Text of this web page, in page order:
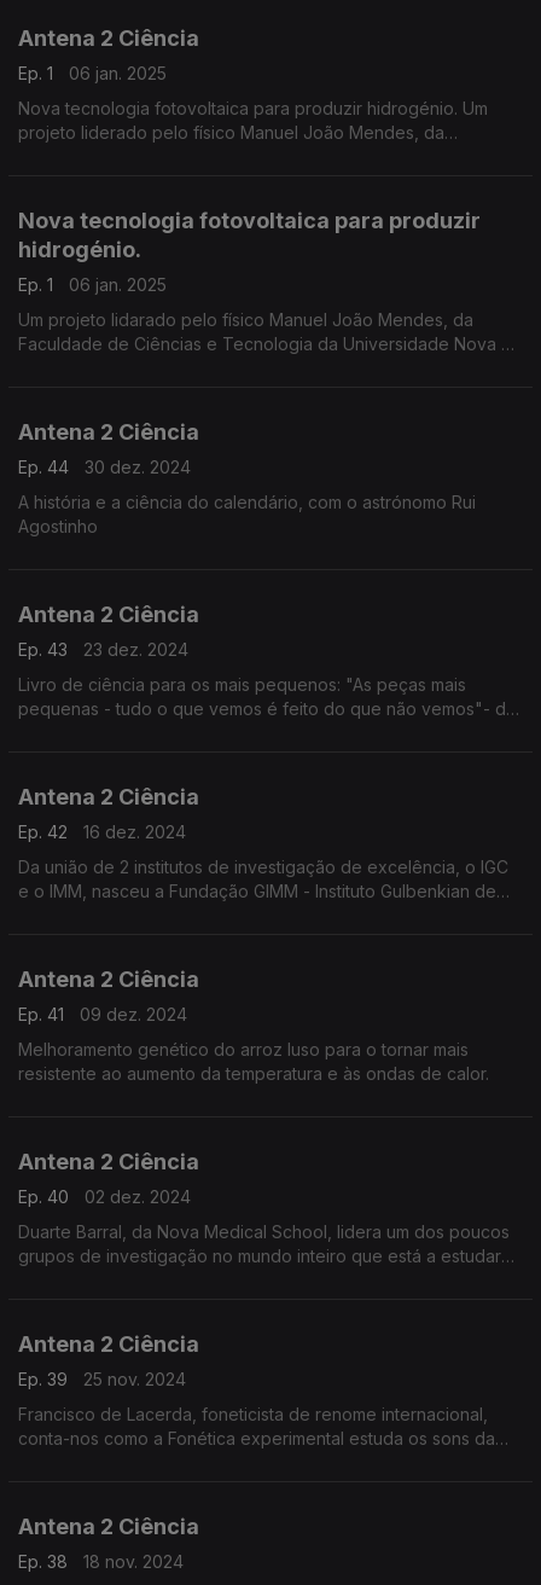
Antena 2 Ciência
Ep. 1
06 jan. 2025
Nova tecnologia fotovoltaica para produzir hidrogénio. Um
projeto liderado pelo físico Manuel João Mendes, da
Nova tecnologia fotovoltaica para produzir
hidrogénio.
Ep. 1
06 jan. 2025
Um projeto lidarado pelo físico Manuel João Mendes, da
Faculdade de Ciências e Tecnologia da Universidade Nova de
Antena 2 Ciência
Ep. 44
30 dez. 2024
A história e a ciência do calendário, com o astrónomo Rui
Agostinho
Antena 2 Ciência
Ep. 43
23 dez. 2024
Livro de ciência para os mais pequenos: "As peças mais
pequenas - tudo o que vemos é feito do que não vemos"- de
Antena 2 Ciência
Ep. 42
16 dez. 2024
Da união de 2 institutos de investigação de excelência, o IGC
e o IMM, nasceu a Fundação GIMM - Instituto Gulbenkian de
Antena 2 Ciência
Ep. 41
09 dez. 2024
Melhoramento genético do arroz luso para o tornar mais
resistente ao aumento da temperatura e às ondas de calor.
Antena 2 Ciência
Ep. 40
02 dez. 2024
Duarte Barral, da Nova Medical School, lidera um dos poucos
grupos de investigação no mundo inteiro que está a estudar
Antena 2 Ciência
Ep. 39
25 nov. 2024
Francisco de Lacerda, foneticista de renome internacional,
conta-nos como a Fonética experimental estuda os sons da
Antena 2 Ciência
Ep. 38
18 nov. 2024